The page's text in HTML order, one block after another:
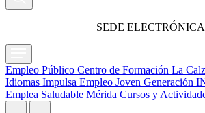
SEDE ELECTRÓNICA
Empleo Público Centro de Formación La
Idiomas Impulsa Empleo Joven Generación
Emplea Saludable Mérida Cursos y